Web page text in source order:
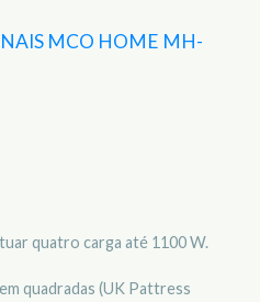
MCO HOME MH-
HOME MH-S314W
quatro carga até 1100 W.
quadradas (UK Pattress